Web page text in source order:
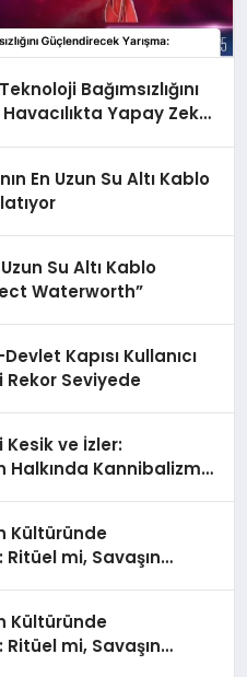
Bağımsızlığını
Yapay Zeka
En Uzun Su Altı Kablo
Su Altı Kablo
Waterworth”
Kapısı Kullanıcı
Seviyede
ve İzler:
Halkında Kannibalizm
Kültüründe
mi, Savaşın
Kültüründe
mi, Savaşın